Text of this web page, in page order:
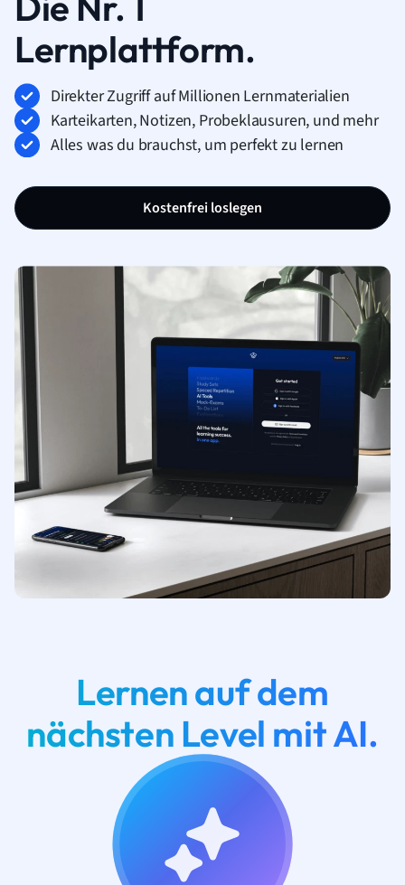
Lernplattform.
Direkter Zugriff auf Millionen Lernmaterialien
Karteikarten, Notizen, Probeklausuren, und mehr
Alles was du brauchst, um perfekt zu lernen
Kostenfrei loslegen
Lernen auf dem
nächsten Level mit AI.